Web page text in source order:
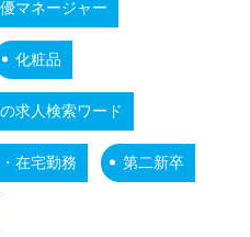
マネージャー
化粧品
求人検索ワード
在宅勤務 第二新卒